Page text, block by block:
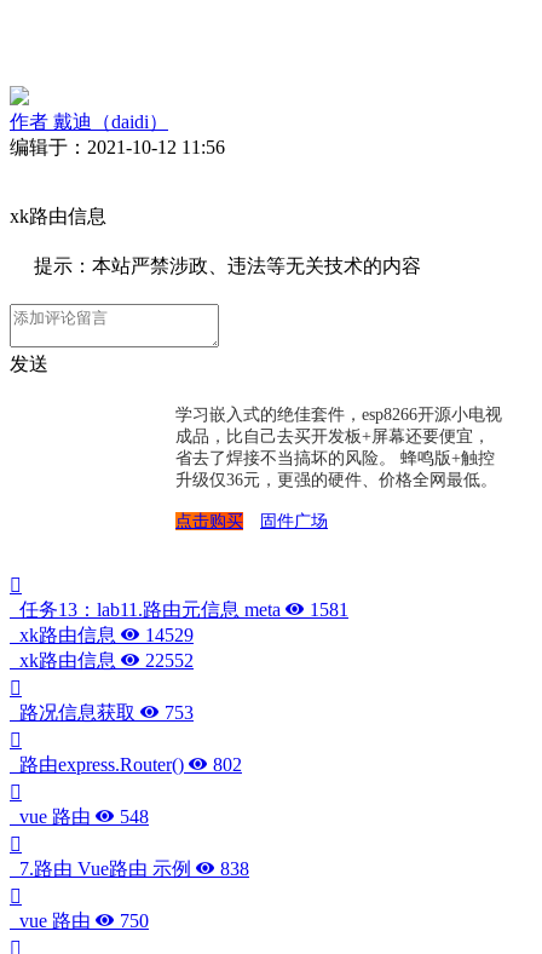
作者 戴迪（daidi）
编辑于：2021-10-12 11:56
xk路由信息
提示：本站严禁涉政、违法等无关技术的内容
发送
学习嵌入式的绝佳套件，esp8266开源小电视
成品，比自己去买开发板+屏幕还要便宜，
省去了焊接不当搞坏的风险。 蜂鸣版+触控
升级仅36元，更强的硬件、价格全网最低。
点击购买 固件广场
任务13：lab11.路由元信息 meta
1581
xk路由信息
14529
xk路由信息
22552
路况信息获取 753
路由express.Router() 802
vue 路由 548
7.路由 Vue路由 示例 838
vue 路由 750